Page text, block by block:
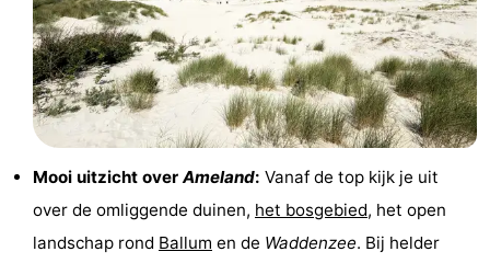
doen
Bezienswaardigheden
Musea
Kerken
Mooi uitzicht overAmeland: Vanaf de top kijk je uit
over de omliggende duinen, het bosgebied, het open
landschap rond Ballum en de Waddenzee. Bij helder